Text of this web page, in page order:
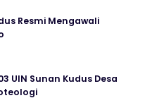
Resmi Mengawali
UIN Sunan Kudus Desa